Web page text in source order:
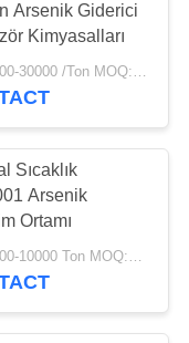
58
44
Arsenik Giderici
Kimyasalları
Sıcaklık
Arsenik
Ortamı
USD3000-10000 Ton MOQ:1 kg